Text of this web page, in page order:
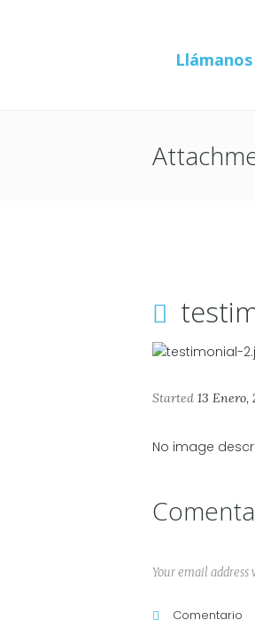
Llámanos
Started 13 Enero,
No image
Your email